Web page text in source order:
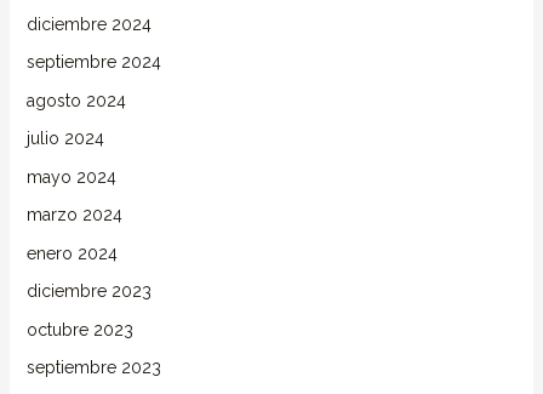
diciembre 2024
septiembre 2024
agosto 2024
julio 2024
mayo 2024
marzo 2024
enero 2024
diciembre 2023
octubre 2023
septiembre 2023